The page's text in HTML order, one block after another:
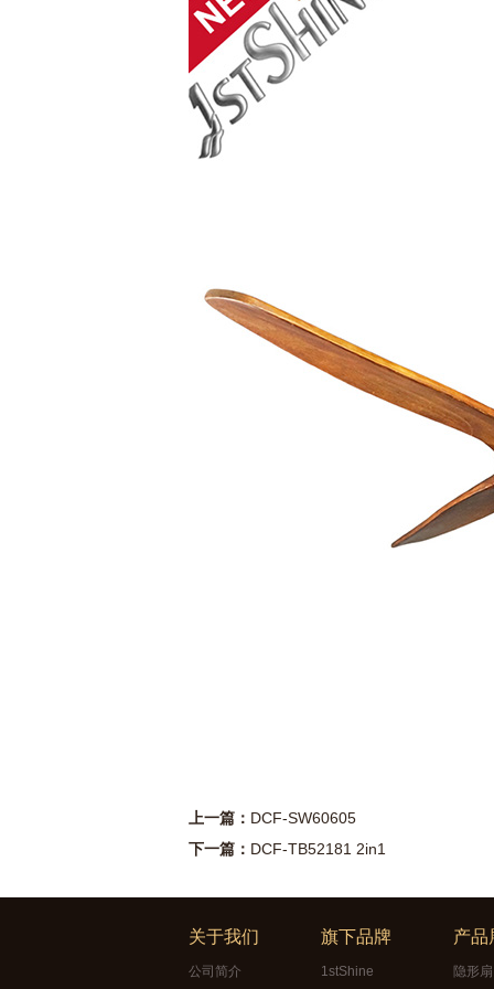
上一篇： DCF-SW60605
下一篇： DCF-TB52181 2in1
关于我们
公司简介
旗下品牌
1stShine
产品
隐形扇